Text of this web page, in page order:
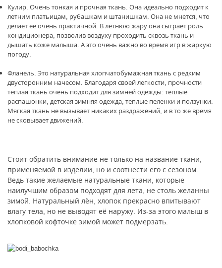
Кулир. Очень тонкая и прочная ткань. Она идеально подходит к
летним платьицам, рубашкам и штанишкам. Она не мнется, что
делает ее очень практичной. В летнюю жару она сыграет роль
кондиционера, позволив воздуху проходить сквозь ткань и
дышать коже малыша. А это очень важно во время игр в жаркую
погоду.
Фланель. Это натуральная хлопчатобумажная ткань с редким
двусторонним начесом. Благодаря своей легкости, прочности
теплая ткань очень подходит для зимней одежды: теплые
распашонки, детская зимняя одежда, теплые пеленки и ползунки.
Мягкая ткань не вызывает никаких раздражений, и в то же время
не сковывает движений.
Стоит обратить внимание не только на название ткани,
применяемой в изделии, но и соотнести его с сезоном.
Ведь такие желаемые натуральные ткани, которые
наилучшим образом подходят для лета, не столь желанны
зимой. Натуральный лён, хлопок прекрасно впитывают
влагу тела, но не выводят её наружу. Из-за этого малыш в
хлопковой кофточке зимой может подмерзать.